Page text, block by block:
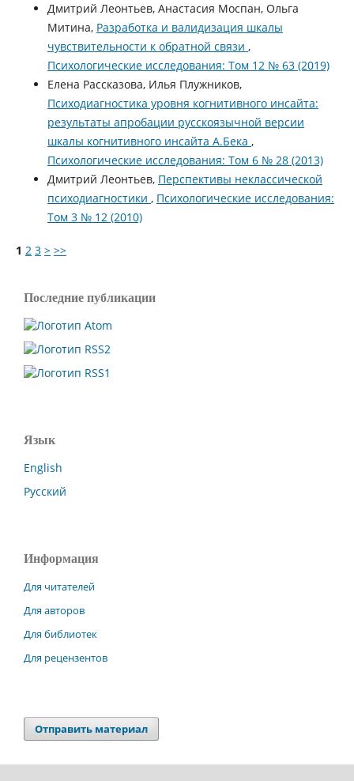
Дмитрий Леонтьев, Анастасия Моспан, Ольга
Митина, Разработка и валидизация шкалы
чувствительности к обратной связи ,
Психологические исследования: Том 12 № 63 (2019)
Елена Рассказова, Илья Плужников,
Психодиагностика уровня когнитивного инсайта:
результаты апробации русскоязычной версии
шкалы когнитивного инсайта А.Бека ,
Психологические исследования: Том 6 № 28 (2013)
Дмитрий Леонтьев, Перспективы неклассической
психодиагностики , Психологические исследования:
Том 3 № 12 (2010)
1 2 3 > >>
Последние публикации
Язык
English
Русский
Информация
Для читателей
Для авторов
Для библиотек
Для рецензентов
Отправить материал